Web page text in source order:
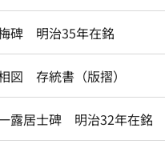
碑 明治35年在銘
図 存統書（版摺）
露居士碑 明治32年在銘